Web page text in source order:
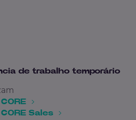
de trabalho temporário
Sales